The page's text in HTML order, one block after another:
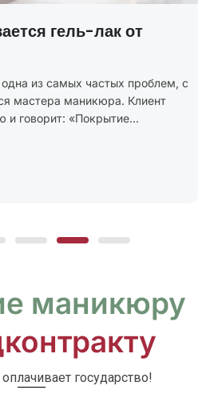
новый национальный
«Услуги бытовые.
типовых технологических
маникюру
государство!